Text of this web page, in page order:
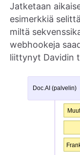
Jatketaan
esimerkkiä
miltä
webhookeja
liittynyt Davidin